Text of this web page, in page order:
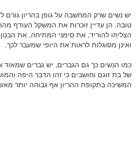
יש נשים שרק המחשבה על גופן בהריון גורם
טובה. הן עדיין זוכרות את המשקל העודף
הצליחו להוריד, את סימני המתיחה, את
ואינן מסוגלות לראות את היופי שמעבר לכך.
כמו הנשים כך גם הגברים, יש גברים שמאוד
של בת זוגם וחושבים כי זהו הדבר היפה
המשיכה בתקופת ההריון אף גבוהה יותר